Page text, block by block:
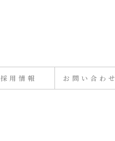
採用情報 お問い合わせ